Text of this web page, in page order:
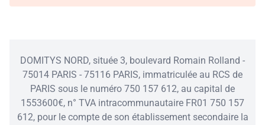
DOMITYS NORD, située 3, boulevard Romain Rolland -
75014 PARIS - 75116 PARIS, immatriculée au RCS de
PARIS sous le numéro 750 157 612, au capital de
1553600€, n° TVA intracommunautaire FR01 750 157
612, pour le compte de son établissement secondaire la